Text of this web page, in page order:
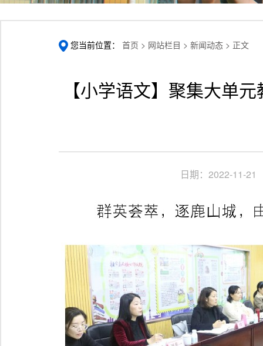
您当前位置： 首页 > 网站栏目 > 新闻动态 > 正文
【小学语文】聚集大单
日期： 2022-11-21